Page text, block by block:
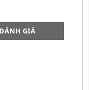
GIÁ